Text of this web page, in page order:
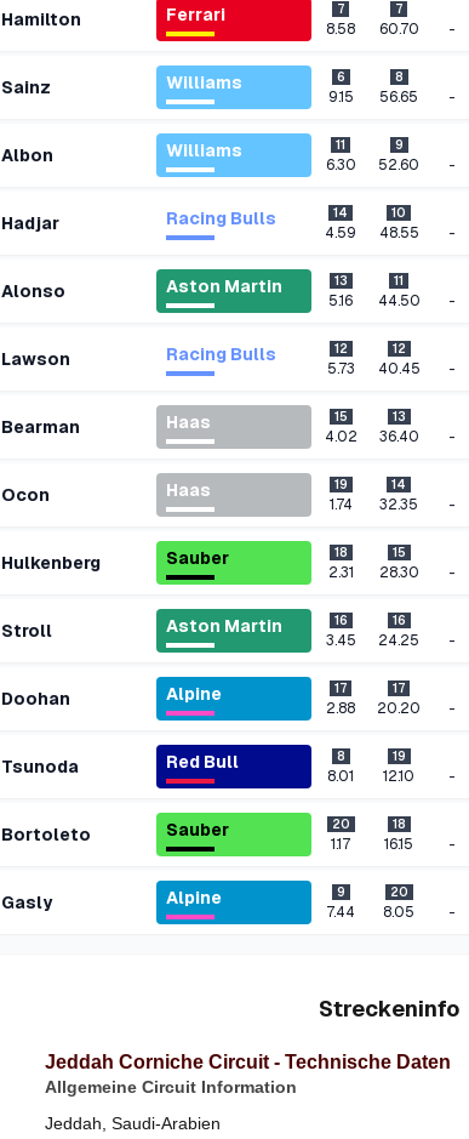
Hamilton Ferrari 7
8.58
7
60.70 -
Sainz Williams 6
9.15
8
56.65 -
Albon Williams 11
6.30
9
52.60 -
Hadjar Racing Bulls 14
4.59
10
48.55 -
Alonso Aston Martin 13
5.16
11
44.50 -
Lawson Racing Bulls 12
5.73
12
40.45 -
Bearman Haas 15
4.02
13
36.40 -
Ocon Haas 19
1.74
14
32.35 -
Hulkenberg Sauber 18
2.31
15
28.30 -
Stroll Aston Martin 16
3.45
16
24.25 -
Doohan Alpine 17
2.88
17
20.20 -
Tsunoda Red Bull 8
8.01
19
12.10 -
Bortoleto Sauber 20
1.17
18
16.15 -
Gasly Alpine 9
7.44
20
8.05 -
Streckeninfo
Jeddah Corniche Circuit - Technische Daten
Allgemeine Circuit Information
Jeddah, Saudi-Arabien